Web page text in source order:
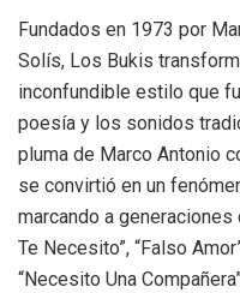
Fundados en 1973 por
Solís, Los Bukis
inconfundible estilo que
poesía y los sonidos
pluma de Marco Antonio
se convirtió en un
marcando a generaciones
Te Necesito”, “Falso
“Necesito Una